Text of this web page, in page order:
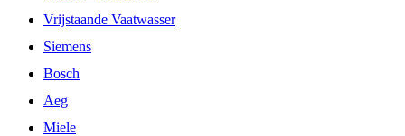
Vrijstaande Vaatwasser
Siemens
Bosch
Aeg
Miele